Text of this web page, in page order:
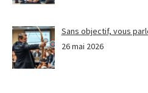
Sans objectif, vous
26 mai 2026